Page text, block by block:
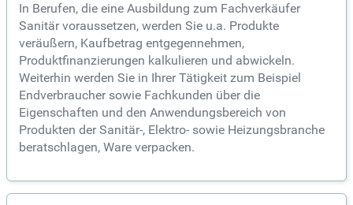
In Berufen, die eine Ausbildung zum Fachverkäufer
Sanitär voraussetzen, werden Sie u.a. Produkte
veräußern, Kaufbetrag entgegennehmen,
Produktfinanzierungen kalkulieren und abwickeln.
Weiterhin werden Sie in Ihrer Tätigkeit zum Beispiel
Endverbraucher sowie Fachkunden über die
Eigenschaften und den Anwendungsbereich von
Produkten der Sanitär-, Elektro- sowie Heizungsbranche
beratschlagen, Ware verpacken.